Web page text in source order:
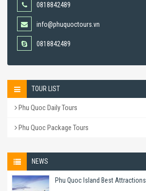
0818842489
info@phuquoctours.vn
0818842489
TOUR LIST
Phu Quoc Daily Tours
Phu Quoc Package Tours
NEWS
Phu Quoc Island Best Attractions